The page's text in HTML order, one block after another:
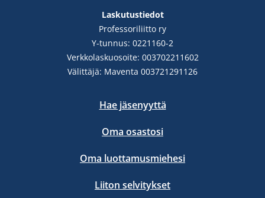
Laskutustiedot
Professoriliitto ry
Y-tunnus: 0221160-2
Verkkolaskuosoite: 003702211602
Välittäjä: Maventa 003721291126
Hae jäsenyyttä
Oma osastosi
Oma luottamusmiehesi
Liiton selvitykset